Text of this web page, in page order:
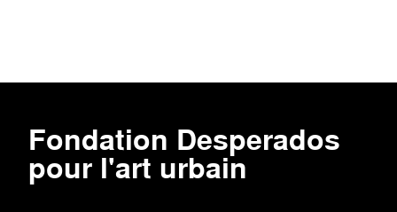
Fondation Desperados
pour l'art urbain